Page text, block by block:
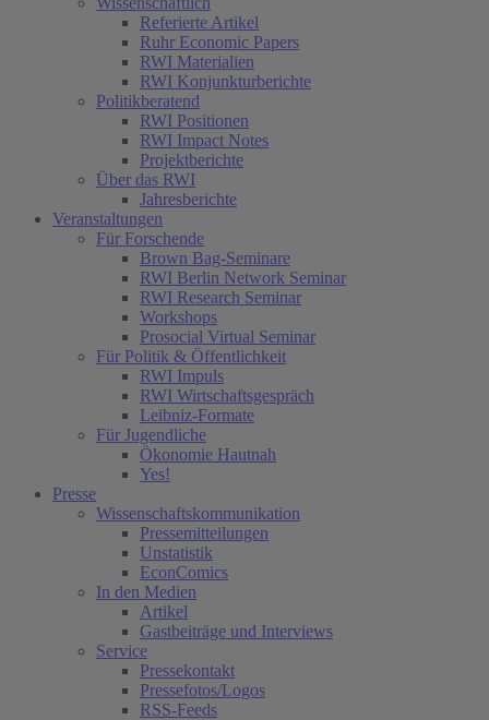
Referierte Artikel
Ruhr Economic Papers
RWI Materialien
RWI Konjunkturberichte
Politikberatend
RWI Positionen
RWI Impact Notes
Projektberichte
Über das RWI
Jahresberichte
Veranstaltungen
Für Forschende
Brown Bag-Seminare
RWI Berlin Network Seminar
RWI Research Seminar
Workshops
Prosocial Virtual Seminar
Für Politik & Öffentlichkeit
RWI Impuls
RWI Wirtschaftsgespräch
Leibniz-Formate
Für Jugendliche
Ökonomie Hautnah
Yes!
Presse
Wissenschaftskommunikation
Pressemitteilungen
Unstatistik
EconComics
In den Medien
Artikel
Gastbeiträge und Interviews
Service
Pressekontakt
Pressefotos/Logos
RSS-Feeds